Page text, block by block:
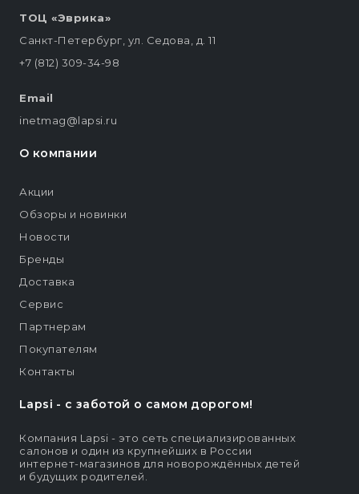
Lapsi - c заботой о самом дорогом!
Компания Lapsi - это сеть специализированных
салонов и один из крупнейших в России
интернет-магазинов для новорождённых детей
и будущих родителей.
ТОЦ «Эврика»
Санкт-Петербург, ул. Седова, д. 11
+7 (812) 309-34-98
Email
inetmag@lapsi.ru
О компании
Акции
Обзоры и новинки
Новости
Бренды
Доставка
Сервис
Партнерам
Покупателям
Контакты